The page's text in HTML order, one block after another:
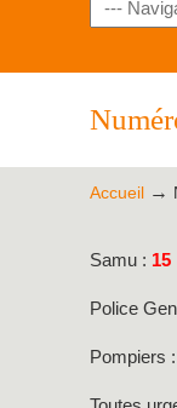
Accueil →
Samu : 15
Police
Pompiers :